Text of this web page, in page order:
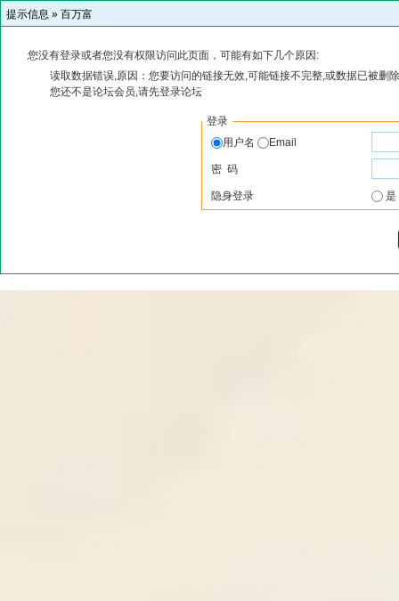
提示信息 » 百万富
您没有登录或者您没有权限访问此页面，可能有如下几个原因:
读取数据错误,原因：您要访问的链接无效,可能链接不完整,或数据已被删
您还不是论坛会员,请先登录论坛
登录
用户名
Email
密 码
隐身登录